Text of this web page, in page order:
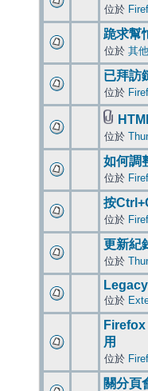
位於
跪求幫
位於 其
已拜訪
位於
位於
如何調
位於
按
位於
更新紀
位於
位於
Firefox
用
位於
關分頁